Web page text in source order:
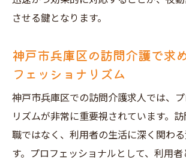
させる鍵となります。
神戸市兵庫区の訪問介護で求
フェッショナリズム
神戸市兵庫区での訪問介護求人では、
リズムが非常に重要視されています。
職ではなく、利用者の生活に深く関わ
す。プロフェッショナルとして、利用